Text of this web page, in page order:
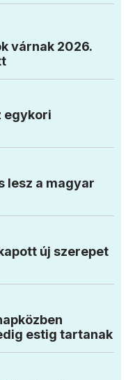
várnak 2026.
egykori
lesz a magyar
új szerepet
estig tartanak